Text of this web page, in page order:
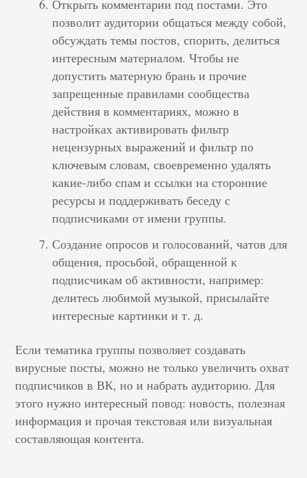
Открыть комментарии под постами. Это
позволит аудитории общаться между собой,
обсуждать темы постов, спорить, делиться
интересным материалом. Чтобы не
допустить матерную брань и прочие
запрещенные правилами сообщества
действия в комментариях, можно в
настройках активировать фильтр
нецензурных выражений и фильтр по
ключевым словам, своевременно удалять
какие-либо спам и ссылки на сторонние
ресурсы и поддерживать беседу с
подписчиками от имени группы.
Создание опросов и голосований, чатов для
общения, просьбой, обращенной к
подписчикам об активности, например:
делитесь любимой музыкой, присылайте
интересные картинки и т. д.
Если тематика группы позволяет создавать
вирусные посты, можно не только увеличить охват
подписчиков в ВК, но и набрать аудиторию. Для
этого нужно интересный повод: новость, полезная
информация и прочая текстовая или визуальная
составляющая контента.